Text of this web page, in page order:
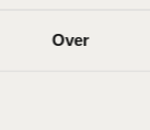
Over